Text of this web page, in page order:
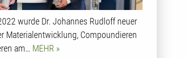
wurde Dr. Johannes Rudloff neuer
Materialentwicklung, Compoundieren
am… MEHR